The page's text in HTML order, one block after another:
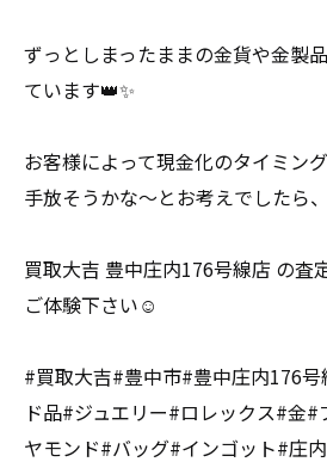
ずっとしまったままの金貨や金製
ています👑✨
お客様によって現金化のタイミン
手放そうかな〜とお考えでしたら
買取大吉 豊中庄内176号線店 の査
ご体験下さい☺️
#買取大吉#豊中市#豊中庄内176
ド品#ジュエリー#ロレックス#金
ヤモンド#バッグ#インゴット#庄